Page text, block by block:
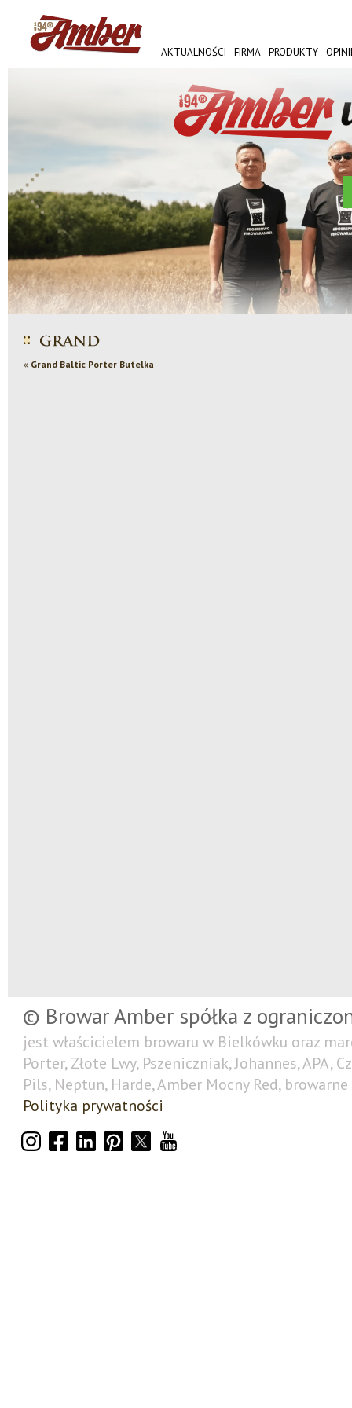
AKTUALNOŚCI FIRMA PRODUKTY
AMBER FEST
« Grand Baltic Porter Butelka
© Browar Amber spółka z
jest właścicielem browaru w Bielkówku oraz
Porter, Złote Lwy, Pszeniczniak, Johannes, APA,
Pils, Neptun, Harde, Amber Mocny Red,
Polityka prywatności